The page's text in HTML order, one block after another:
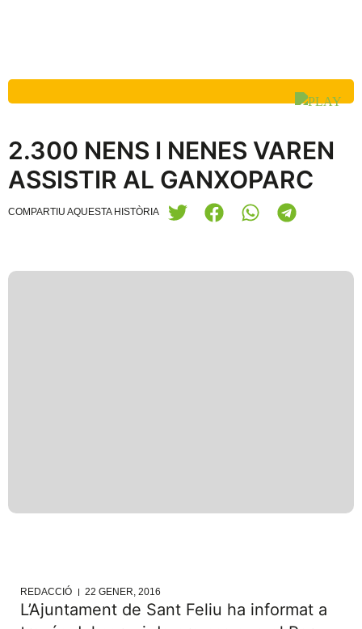
2.300 NENS I NENES VAREN
ASSISTIR AL GANXOPARC
COMPARTIU AQUESTA HISTÒRIA
REDACCIÓ 22 GENER, 2016
L’Ajuntament de Sant Feliu ha informat a